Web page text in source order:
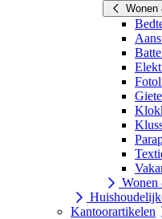
Wonen
Kantoorartikelen